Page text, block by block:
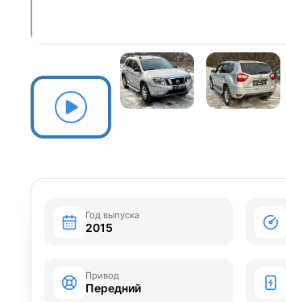
Год выпуска
2015
Привод
Передний